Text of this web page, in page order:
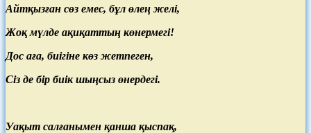
Айтқызған сөз емес, бұл өлең желі,
Жоқ мүлде ақиқаттың көнермегі!
Дос аға, биігіне көз жетпеген,
Сіз де бір биік шыңсыз өнердегі.
Уақыт салғанымен қанша қыспақ,